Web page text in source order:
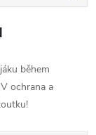
během
ochrana a